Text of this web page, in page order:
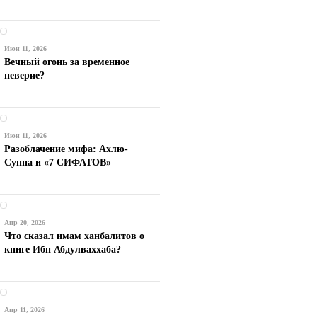
Июн 11, 2026
Вечный огонь за временное
неверие?
Июн 11, 2026
Разоблачение мифа: Ахлю-
Сунна и «7 СИФАТОВ»
Апр 20, 2026
Что сказал имам ханбалитов о
книге Ибн Абдулваххаба?
Апр 11, 2026